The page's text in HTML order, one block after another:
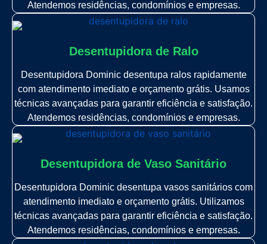
Atendemos residências, condomínios e empresas.
Desentupidora de Ralo
Desentupidora Dominic desentupa ralos rapidamente
com atendimento imediato e orçamento grátis. Usamos
técnicas avançadas para garantir eficiência e satisfação.
Atendemos residências, condomínios e empresas.
Desentupidora de Vaso Sanitário
Desentupidora Dominic desentupa vasos sanitários com
atendimento imediato e orçamento grátis. Utilizamos
técnicas avançadas para garantir eficiência e satisfação.
Atendemos residências, condomínios e empresas.